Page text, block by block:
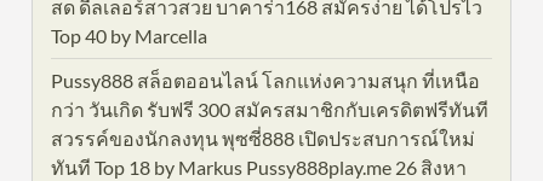
สด ดีลเลอร์สาวสวย บาคาร่า168 สมัครง่าย ได้โปรไว
Top 40 by Marcella
Pussy888 สล็อตออนไลน์ โลกแห่งความสนุก ที่เหนือ
กว่า วันเกิด รับฟรี 300 สมัครสมาชิกกับเครดิตฟรีทันที
สวรรค์ของนักลงทุน พุซซี่888 เปิดประสบการณ์ใหม่
ทันที Top 18 by Markus Pussy888play.me 26 สิงหา